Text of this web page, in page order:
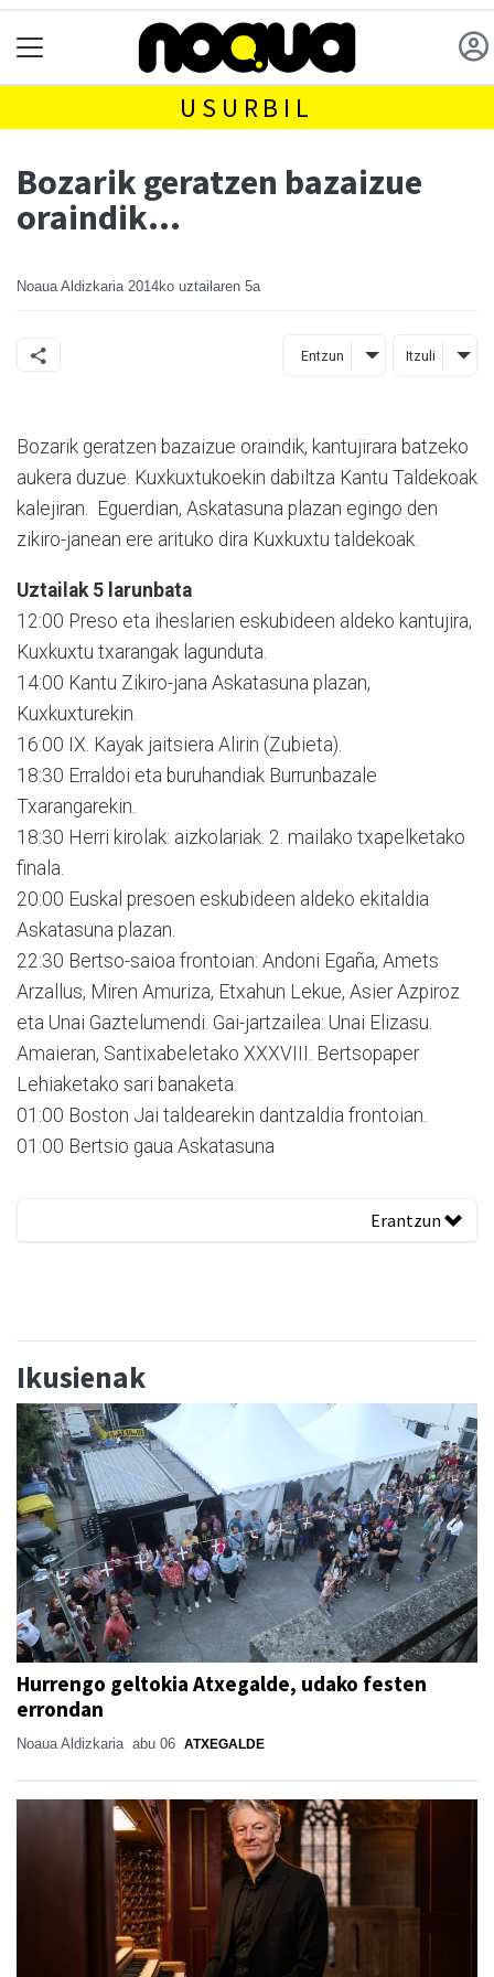
USURBIL
Bozarik geratzen bazaizue
oraindik...
Noaua Aldizkaria 2014ko uztailaren 5a
Entzun Itzuli
Bozarik geratzen bazaizue oraindik, kantujirara batzeko
aukera duzue. Kuxkuxtukoekin dabiltza Kantu Taldekoak
kalejiran. Eguerdian, Askatasuna plazan egingo den
zikiro-janean ere arituko dira Kuxkuxtu taldekoak.
Uztailak 5 larunbata
12:00 Preso eta iheslarien eskubideen aldeko kantujira,
Kuxkuxtu txarangak lagunduta.
14:00 Kantu Zikiro-jana Askatasuna plazan,
Kuxkuxturekin.
16:00 IX. Kayak jaitsiera Alirin (Zubieta).
18:30 Erraldoi eta buruhandiak Burrunbazale
Txarangarekin.
18:30 Herri kirolak: aizkolariak. 2. mailako txapelketako
finala.
20:00 Euskal presoen eskubideen aldeko ekitaldia
Askatasuna plazan.
22:30 Bertso-saioa frontoian: Andoni Egaña, Amets
Arzallus, Miren Amuriza, Etxahun Lekue, Asier Azpiroz
eta Unai Gaztelumendi. Gai-jartzailea: Unai Elizasu.
Amaieran, Santixabeletako XXXVIII. Bertsopaper
Lehiaketako sari banaketa.
01:00 Boston Jai taldearekin dantzaldia frontoian.
01:00 Bertsio gaua Askatasuna
Erantzun
Ikusienak
Hurrengo geltokia Atxegalde, udako festen
errondan
Noaua Aldizkaria abu 06 ATXEGALDE